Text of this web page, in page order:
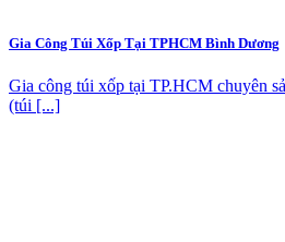
Gia Công Túi Xốp Tại TPHCM Bình Dương
Gia công túi xốp tại TP.HCM chuyên
(túi [...]